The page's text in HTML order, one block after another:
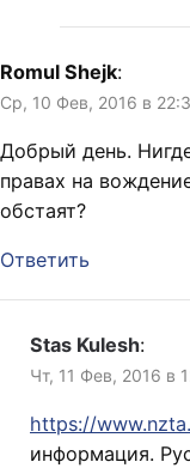
Romul Shejk:
Ср, 10 Фев, 2016 в
Добрый день.
правах на
обстаят?
Ответить
Stas Kulesh:
Чт, 11 Фев, 2016 в
https://
информация.